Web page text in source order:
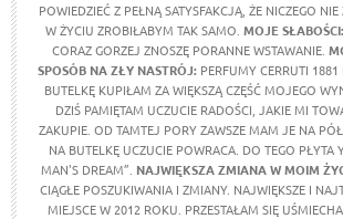
POWIEDZIEĆ Z PEŁNĄ SATYSFAKCJĄ, ŻE NICZEGO
W ŻYCIU ZROBIŁABYM TAK SAMO. MOJE SŁABOŚCI:
CORAZ GORZEJ ZNOSZĘ PORANNE WSTAWANIE.
SPOSÓB NA ZŁY NASTRÓJ: PERFUMY CERRUTI
BUTELKĘ KUPIŁAM ZA WIĘKSZĄ CZĘŚĆ MOJEGO
DZIŚ PAMIĘTAM UCZUCIE RADOŚCI, JAKIE MI
ZAKUPIE. OD TAMTEJ PORY ZAWSZE MAM JE NA
NA BUTELKĘ UCZUCIE POWRACA. DO TEGO PŁYTA
MAN'S DREAM”. NAJWIĘKSZA ZMIANA W MOIM
CIĄGŁE POSZUKIWANIA I ZMIANY. NAJWIĘKSZE I
MIEJSCE W 2012 ROKU. PRZESTAŁAM SIĘ